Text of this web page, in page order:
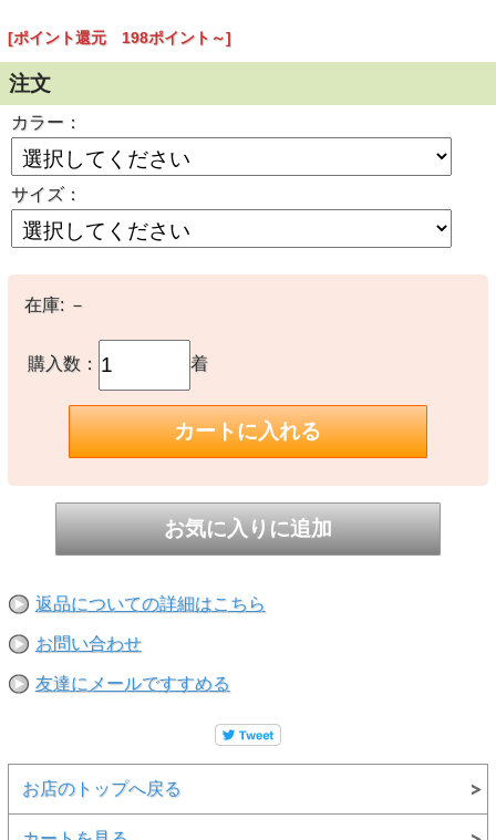
[ポイント還元 198ポイント～]
注文
カラー：
サイズ：
在庫: －
購入数： 着
返品についての詳細はこちら
お問い合わせ
友達にメールですすめる
お店のトップへ戻る